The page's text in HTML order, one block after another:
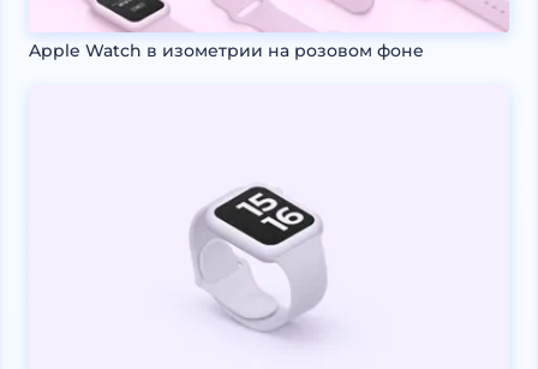
Apple Watch в изометрии на розовом фоне